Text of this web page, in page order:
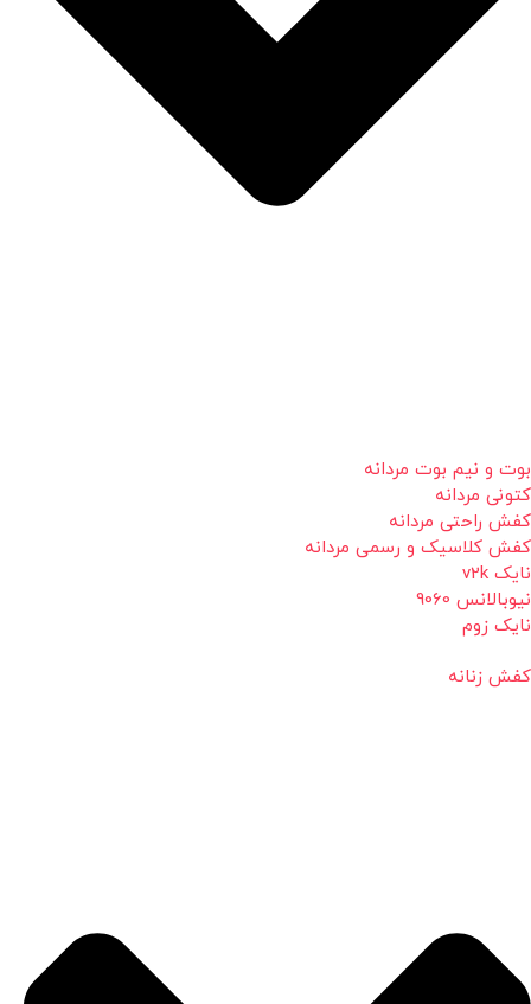
بوت و نیم بوت مردانه
کتونی مردانه
کفش راحتی مردانه
کفش کلاسیک و رسمی مردانه
نایک v2k
نیوبالانس 9060
نایک زوم
کفش زنانه